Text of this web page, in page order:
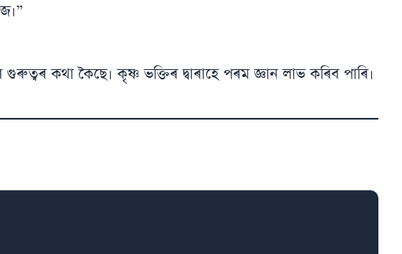
কথা কৈছে। কৃষ্ণ ভক্তিৰ দ্বাৰাহে পৰম জ্ঞান লাভ কৰিব পাৰি।